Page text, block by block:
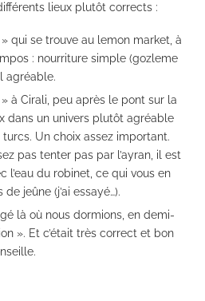
lieux plutôt corrects :
qui se trouve au lemon market, à
: nourriture simple (gozleme
agréable.
à Cirali, peu après le pont sur la
dans un univers plutôt agréable
Un choix assez important.
pas tenter pas par l’ayran, il est
l’eau du robinet, ce qui vous en
jeûne (j’ai essayé…).
là où nous dormions, en demi-
». Et c’était très correct et bon